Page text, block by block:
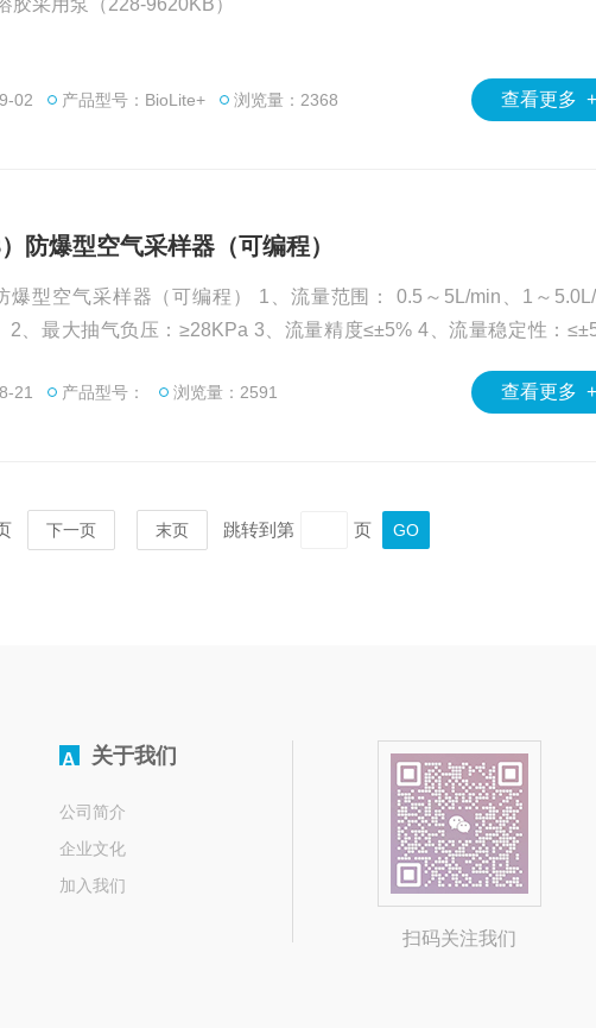
胶采用泵（228-9620KB）
02 产品型号：BioLite+ 浏览量：2368 查看更多 +
防爆型空气采样器（可编程）
爆型空气采样器（可编程） 1、流量范围： 0.5～5L/min、1～
：≥28KPa 3、流量精度≤±5% 4、流量稳定性：≤±5% ;
21 产品型号： 浏览量：2591 查看更多 +
下一页 末页 跳转到第 页
A 关于我们
公司简介
企业文化
加入我们
扫码关注我们